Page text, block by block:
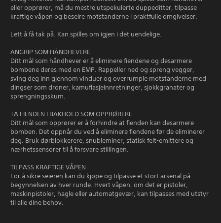
eller opprører, må du mestre utspekulerte duppeditter, tilpasse
kraftige våpen og beseire motstanderne i praktfulle omgivelser.
Lett å få tak på. Kan spilles om igjen i det uendelige.
ANGRIP SOM HÅNDHEVERE
Ditt mål som håndhever er å eliminere fiendene og desarmere
bombene deres med en EMP. Rappeller ned og spreng vegger,
sving deg inn gjennom vinduer og overrumple motstanderne med
dingser som droner, kamuflasjeinnretninger, sjokkgranater og
sprengningsskum.
TA FIENDEN I BAKHOLD SOM OPPRØRERE
Ditt mål som opprører er å forhindre at fienden kan desarmere
bomben. Det oppnår du ved å eliminere fiendene før de eliminerer
deg. Bruk dørblokkerere, snubleminer, statisk felt-emittere og
nærhetssensorer til å forsvare stillingen.
TILPASS KRAFTIGE VÅPEN
For å sikre seieren kan du kjøpe og tilpasse et stort arsenal på
begynnelsen av hver runde. Hvert våpen, om det er pistoler,
maskinpistoler, hagle eller automatgevær, kan tilpasses med utstyr
til alle dine behov.